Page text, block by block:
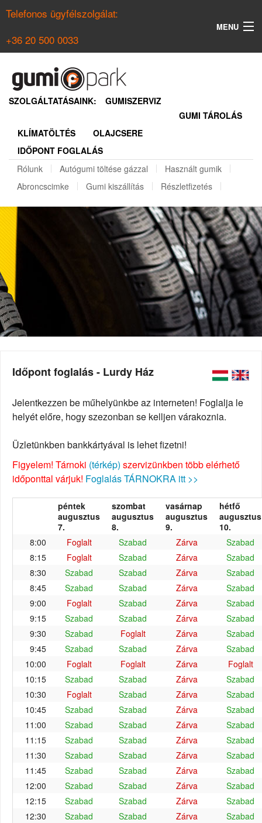
Telefonos ügyfélszolgálat:
+36 20 500 0033
MENU
NYÁRI GUMI KERESŐ
REGISZTRÁCIÓ
SZOLGÁLTATÁSAINK:
GUMISZERVIZ
GUMI TÁROLÁS
KLÍMATÖLTÉS
OLAJCSERE
IDŐPONT FOGLALÁS
Rólunk
Autógumi töltése gázzal
Használt gumik
Abroncscimke
Gumi kiszállítás Részletfizetés
Időpont foglalás - Lurdy Ház
Jelentkezzen be műhelyünkbe az interneten! Foglalja le
helyét előre, hogy szezonban se kelljen várakoznia.
Üzletünkben bankkártyával is lehet fizetni!
Figyelem! Tárnoki (térkép) szervizünkben több elérhető
időponttal várjuk! Foglalás TÁRNOKRA itt >>
péntek
augusztus
7.
szombat
augusztus
8.
vasárnap
augusztus
9.
hétfő
augusztus
10.
8:00
Foglalt Szabad Zárva
Szabad
8:15
Foglalt Szabad Zárva
Szabad
8:30
Szabad Szabad Zárva
Szabad
8:45
Szabad Szabad Zárva
Szabad
9:00
Foglalt Szabad Zárva
Szabad
9:15
Szabad Szabad Zárva
Szabad
9:30
Szabad Foglalt Zárva
Szabad
9:45
Szabad Szabad Zárva
Szabad
10:00
Foglalt Foglalt Zárva
Foglalt
10:15
Szabad Szabad Zárva
Szabad
10:30
Foglalt Szabad Zárva
Szabad
10:45
Szabad Szabad Zárva
Szabad
11:00
Szabad Szabad Zárva
Szabad
11:15
Szabad Szabad Zárva
Szabad
11:30
Szabad Szabad Zárva
Szabad
11:45
Szabad Szabad Zárva
Szabad
12:00
Szabad Szabad Zárva
Szabad
12:15
Szabad Szabad Zárva
Szabad
12:30
Szabad Szabad Zárva
Szabad